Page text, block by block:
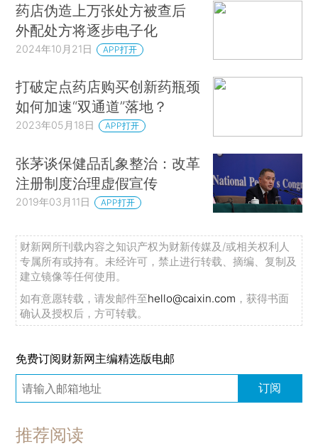
药店伪造上万张处方被查后
外配处方将逐步电子化
2024年10月21日 APP打开
打破定点药店购买创新药瓶颈
如何加速“双通道”落地？
2023年05月18日 APP打开
张茅谈保健品乱象整治：改革
注册制度治理虚假宣传
2019年03月11日 APP打开
财新网所刊载内容之知识产权为财新传媒及/或相关权利人
专属所有或持有。未经许可，禁止进行转载、摘编、复制及
建立镜像等任何使用。
如有意愿转载，请发邮件至hello@caixin.com ，获得书面
确认及授权后，方可转载。
免费订阅财新网主编精选版电邮
订阅
推荐阅读